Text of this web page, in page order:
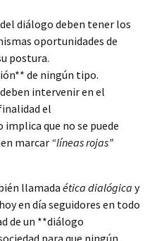
diálogo deben tener los
oportunidades de
postura.
de ningún tipo.
intervenir en el
el
que no se puede
marcar “líneas rojas”
llamada ética dialógica y
en día seguidores en todo
de un **diálogo
para que ningún